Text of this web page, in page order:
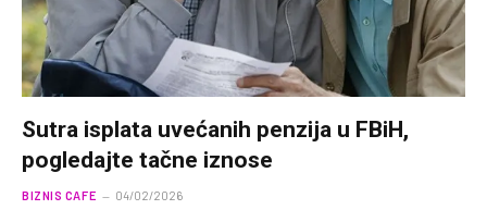
Sutra isplata uvećanih penzija u FBiH,
pogledajte tačne iznose
BIZNIS CAFE 04/02/2026